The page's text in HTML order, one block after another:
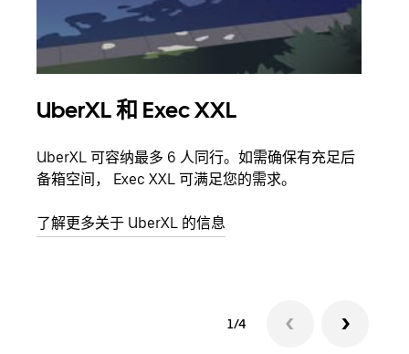
UberXL 和 Exec XXL
UberXL 可容纳最多 6 人同行。如需确保有充足后
备箱空间， Exec XXL 可满足您的需求。
了解更多关于 UberXL 的信息
1/4